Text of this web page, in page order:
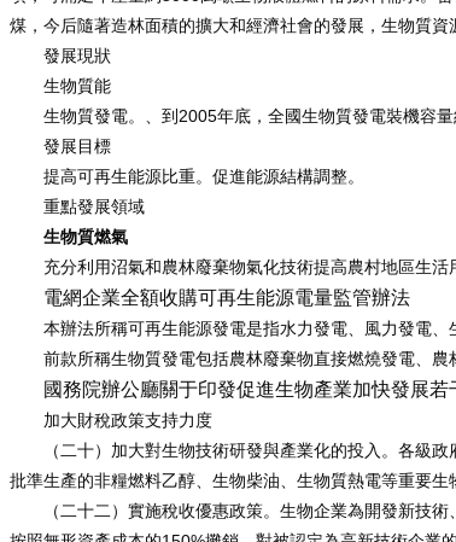
煤，今后隨著造林面積的擴大和經濟社會的發展，生物質資
發展現狀
生物質能
生物質發電。、到 2005年底，全國生物質發電裝機容量
發展目標
提高可再生能源比重。促進能源結構調整。
重點發展領域
生物質燃氣
充分利用沼氣和農林廢棄物氣化技術提高農村地區生活
電網企業全額收購可再生能源電量監管辦法
本辦法所稱可再生能源發電是指水力發電、風力發電
前款所稱生物質發電包括農林廢棄物直接燃燒發電、
國務院辦公廳關于印發促進生物產業加快發展若
加大財稅政策支持力度
（二十）加大對生物技術研發與產業化的投入。各級
批準生產的非糧燃料乙醇、生物柴油、生物質熱電等重要
（二十二）實施稅收優惠政策。生物企業為開發新技